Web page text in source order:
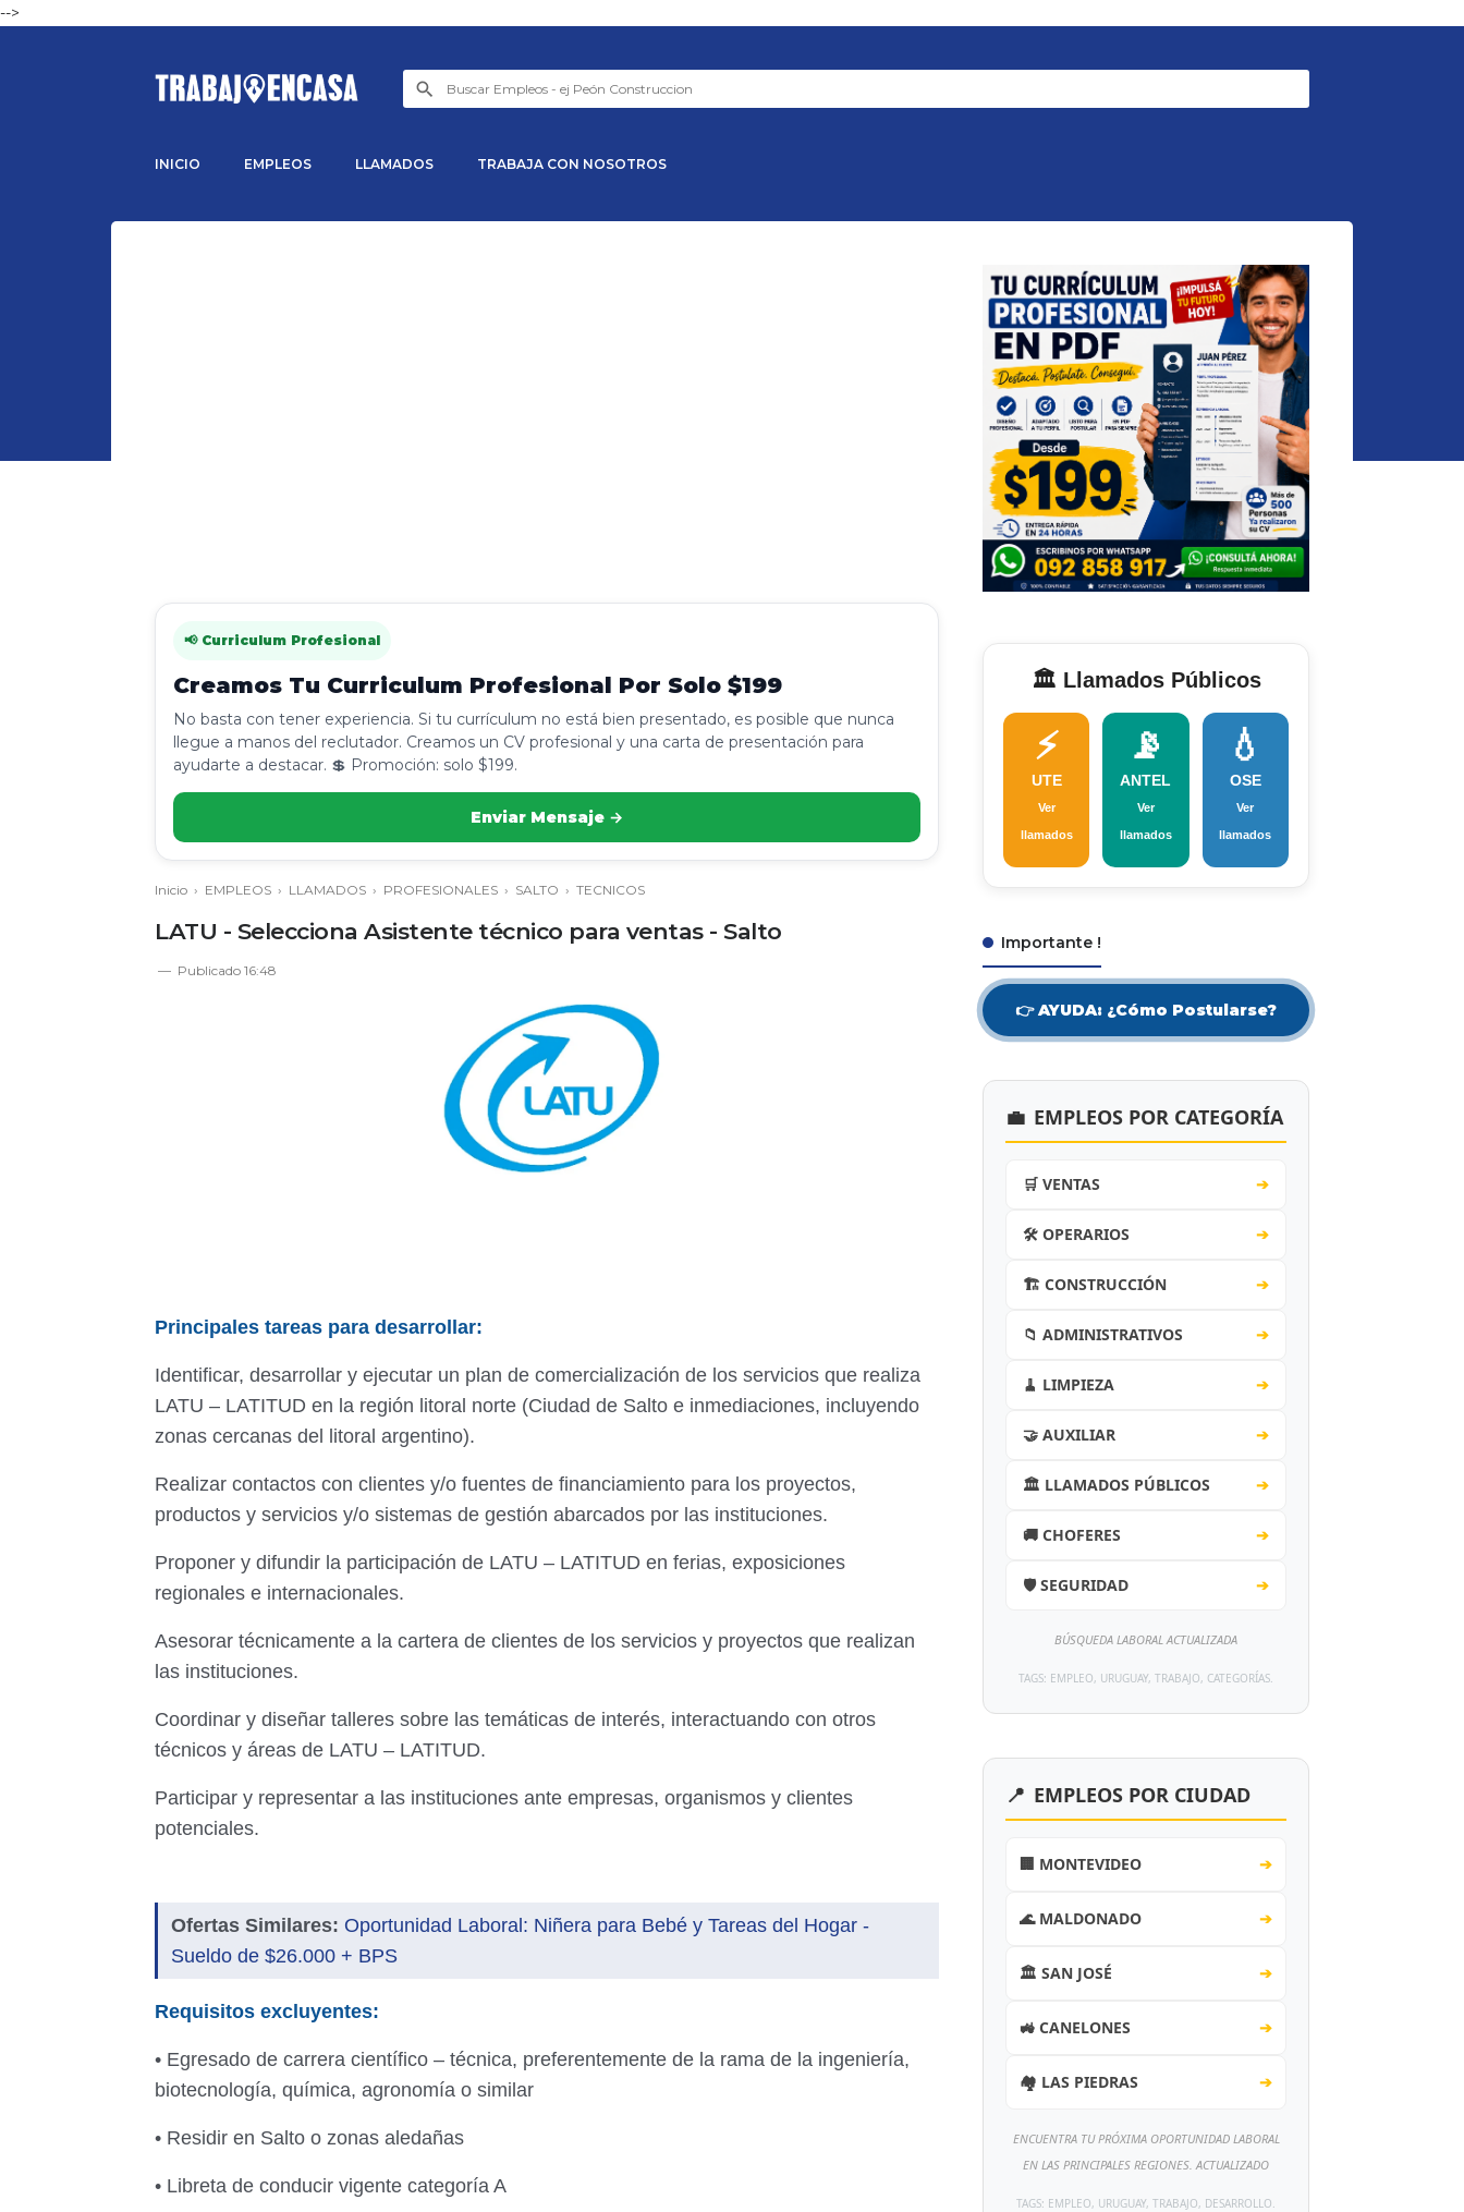
-->
INICIO EMPLEOS LLAMADOS TRABAJA CON NOSOTROS
📢 Curriculum Profesional
Creamos Tu Curriculum Profesional Por Solo $199
No basta con tener experiencia. Si tu currículum no está bien presentado, es posible que nunca
llegue a manos del reclutador. Creamos un CV profesional y una carta de presentación para
ayudarte a destacar. 💲 Promoción: solo $199.
Enviar Mensaje →
Inicio › EMPLEOS › LLAMADOS › PROFESIONALES › SALTO › TECNICOS
LATU - Selecciona Asistente técnico para ventas - Salto
Publicado 16:48
Principales tareas para desarrollar:
Identificar, desarrollar y ejecutar un plan de comercialización de los servicios que realiza
LATU – LATITUD en la región litoral norte (Ciudad de Salto e inmediaciones, incluyendo
zonas cercanas del litoral argentino).
Realizar contactos con clientes y/o fuentes de financiamiento para los proyectos,
productos y servicios y/o sistemas de gestión abarcados por las instituciones.
Proponer y difundir la participación de LATU – LATITUD en ferias, exposiciones
regionales e internacionales.
Asesorar técnicamente a la cartera de clientes de los servicios y proyectos que realizan
las instituciones.
Coordinar y diseñar talleres sobre las temáticas de interés, interactuando con otros
técnicos y áreas de LATU – LATITUD.
Participar y representar a las instituciones ante empresas, organismos y clientes
potenciales.
Ofertas Similares: Oportunidad Laboral: Niñera para Bebé y Tareas del Hogar -
Sueldo de $26.000 + BPS
Requisitos excluyentes:
• Egresado de carrera científico – técnica, preferentemente de la rama de la ingeniería,
biotecnología, química, agronomía o similar
• Residir en Salto o zonas aledañas
• Libreta de conducir vigente categoría A
🏛️ Llamados Públicos
⚡
UTE
Ver
llamados
📡
ANTEL
Ver
llamados
💧
OSE
Ver
llamados
Importante !
👉 AYUDA: ¿Cómo Postularse?
💼 EMPLEOS POR CATEGORÍA
🛒 VENTAS ➔
🛠️ OPERARIOS ➔
🏗️ CONSTRUCCIÓN ➔
📁 ADMINISTRATIVOS ➔
🧹 LIMPIEZA ➔
🤝 AUXILIAR ➔
🏛️ LLAMADOS PÚBLICOS ➔
🚚 CHOFERES ➔
🛡️ SEGURIDAD ➔
BÚSQUEDA LABORAL ACTUALIZADA
TAGS: EMPLEO, URUGUAY, TRABAJO, CATEGORÍAS.
📍 EMPLEOS POR CIUDAD
🏢 MONTEVIDEO ➔
🌊 MALDONADO ➔
🏛️ SAN JOSÉ ➔
🚜 CANELONES ➔
🏘️ LAS PIEDRAS ➔
ENCUENTRA TU PRÓXIMA OPORTUNIDAD LABORAL
EN LAS PRINCIPALES REGIONES. ACTUALIZADO
TAGS: EMPLEO, URUGUAY, TRABAJO, DESARROLLO.